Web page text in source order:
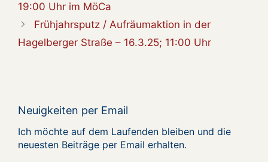
19:00 Uhr im MöCa
Frühjahrsputz / Aufräumaktion in der
Hagelberger Straße – 16.3.25; 11:00 Uhr
Neuigkeiten per Email
Ich möchte auf dem Laufenden bleiben und die
neuesten Beiträge per Email erhalten.